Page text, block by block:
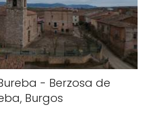
- Berzosa de
Burgos